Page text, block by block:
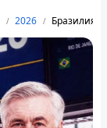
2026 Бразилия